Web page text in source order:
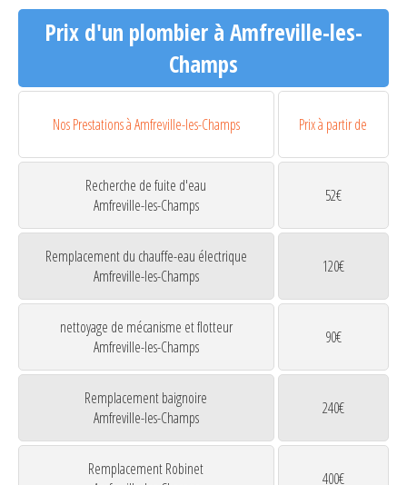
Prix d'un plombier à Amfreville-les-
Champs
Nos Prestations à Amfreville-les-Champs Prix à partir de
Recherche de fuite d'eau
Amfreville-les-Champs
52€
Remplacement du chauffe-eau électrique
Amfreville-les-Champs
120€
nettoyage de mécanisme et flotteur
Amfreville-les-Champs
90€
Remplacement baignoire
Amfreville-les-Champs
240€
Remplacement Robinet
400€